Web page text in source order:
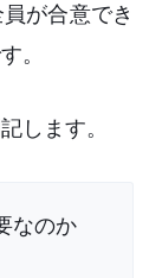
が合意でき
。
します。
なのか